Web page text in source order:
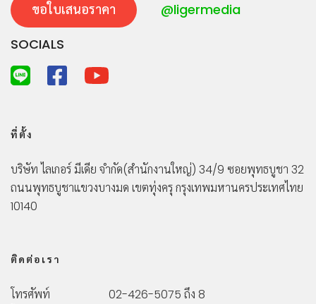
ที่ตั้ง
บริษัท ไลเกอร์ มีเดีย จำกัด(สำนักงานใหญ่) 34/9 ซอยพุทธบูชา 32
ถนนพุทธบูชาแขวงบางมด เขตทุ่งครุ กรุงเทพมหานครประเทศไทย
10140
ติดต่อเรา
โทรศัพท์
02-426-5075 ถึง 8
ขอใบเสนอราคา
@ligermedia
SOCIALS